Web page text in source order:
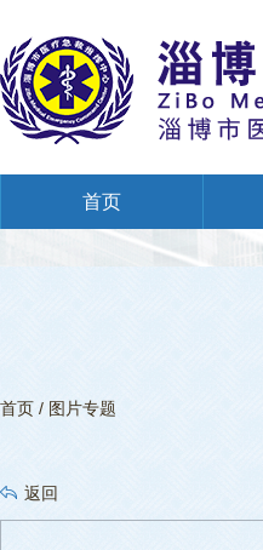
首页
创建全国文明单位专栏
首页 / 图片专题
返回